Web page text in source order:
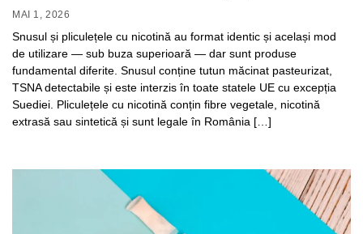
MAI 1, 2026
Snusul și pliculețele cu nicotină au format identic și același mod
de utilizare — sub buza superioară — dar sunt produse
fundamental diferite. Snusul conține tutun măcinat pasteurizat,
TSNA detectabile și este interzis în toate statele UE cu excepția
Suediei. Pliculețele cu nicotină conțin fibre vegetale, nicotină
extrasă sau sintetică și sunt legale în România […]